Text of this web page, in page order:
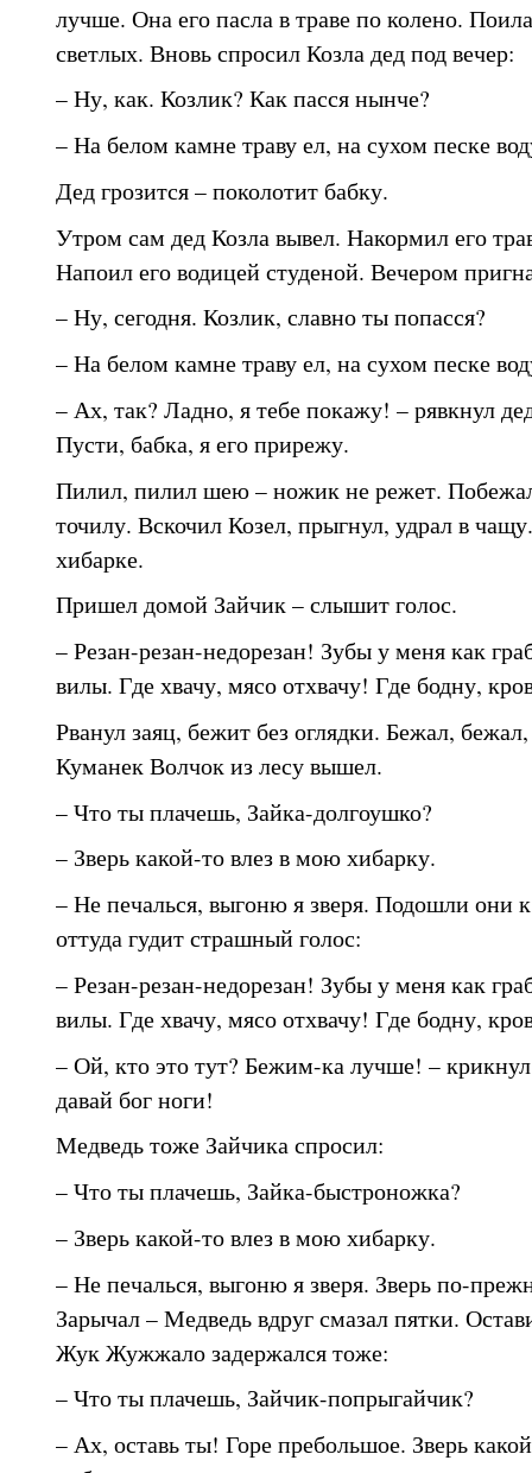
лучше. Она его пасла в траве по колено.
светлых. Вновь спросил Козла дед под вечер:
– Ну, как. Козлик? Как пасся нынче?
– На белом камне траву ел, на сухом песке
Дед грозится – поколотит бабку.
Утром сам дед Козла вывел. Накормил его
Напоил его водицей студеной. Вечером
– Ну, сегодня. Козлик, славно ты попасся?
– На белом камне траву ел, на сухом песке
– Ах, так? Ладно, я тебе покажу! – рявкнул
Пусти, бабка, я его прирежу.
Пилил, пилил шею – ножик не режет.
точилу. Вскочил Козел, прыгнул, удрал в
хибарке.
Пришел домой Зайчик – слышит голос.
– Резан-резан-недорезан! Зубы у меня как
вилы. Где хвачу, мясо отхвачу! Где бодну,
Рванул заяц, бежит без оглядки. Бежал, бежал,
Куманек Волчок из лесу вышел.
– Что ты плачешь, Зайка-долгоушко?
– Зверь какой-то влез в мою хибарку.
– Не печалься, выгоню я зверя. Подошли они
оттуда гудит страшный голос:
– Резан-резан-недорезан! Зубы у меня как
вилы. Где хвачу, мясо отхвачу! Где бодну,
– Ой, кто это тут? Бежим-ка лучше! –
давай бог ноги!
Медведь тоже Зайчика спросил:
– Что ты плачешь, Зайка-быстроножка?
– Зверь какой-то влез в мою хибарку.
– Не печалься, выгоню я зверя. Зверь по-
Зарычал – Медведь вдруг смазал пятки.
Жук Жужжало задержался тоже:
– Что ты плачешь, Зайчик-попрыгайчик?
– Ах, оставь ты! Горе пребольшое. Зверь